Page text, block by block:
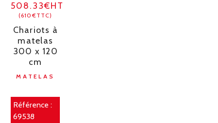
508.33€HT
(610€TTC)
Chariots à
matelas
300 x 120
cm
MATELAS
Référence :
69538